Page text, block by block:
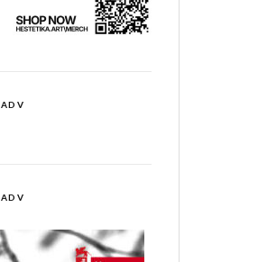
ADV
ADV